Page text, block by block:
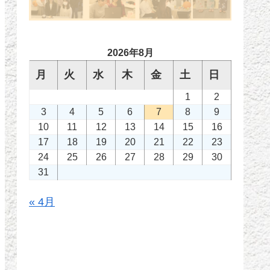
2026年8月
月 火 水 木 金 土 日
1
2
3
4 5 6 7 8
9
10
11 12 13 14 15
16
17
18 19 20 21 22
23
24
25 26 27 28 29
30
31
« 4月